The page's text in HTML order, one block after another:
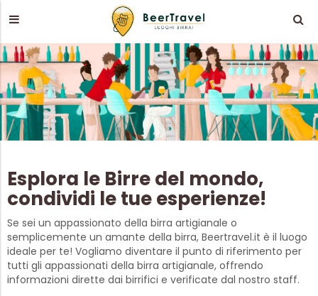
Esplora le Birre del mondo,
condividi le tue esperienze!
Se sei un appassionato della birra artigianale o
semplicemente un amante della birra, Beertravel.it è il luogo
ideale per te! Vogliamo diventare il punto di riferimento per
tutti gli appassionati della birra artigianale, offrendo
informazioni dirette dai birrifici e verificate dal nostro staff.